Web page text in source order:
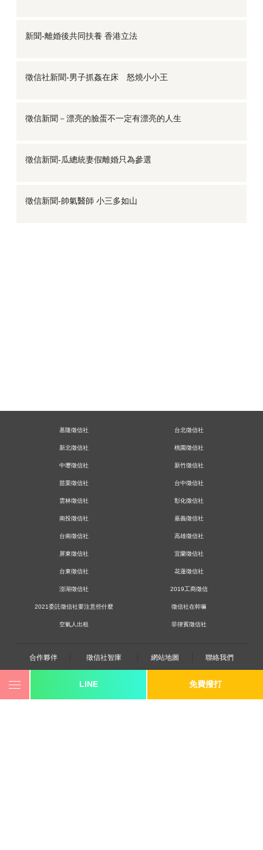
新聞-離婚後共同扶養 香港立法
徵信社新聞-男子抓姦在床 怒燒小小王
徵信新聞－漂亮的臉蛋不一定有漂亮的人生
徵信新聞-瓜總統妻假離婚只為參選
徵信新聞-帥氣醫師 小三多如山
LINE 免費撥打
基隆徵信社 台北徵信社
新北徵信社 桃園徵信社
中壢徵信社 新竹徵信社
苗栗徵信社 台中徵信社
雲林徵信社 彰化徵信社
南投徵信社 嘉義徵信社
台南徵信社 高雄徵信社
屏東徵信社 宜蘭徵信社
台東徵信社 花蓮徵信社
澎湖徵信社 2019工商徵信
2021委託徵信社要注意些什麼 徵信社在幹嘛
空氣人出租 菲律賓徵信社
合作夥伴 徵信社智庫 網站地圖 聯絡我們
0800-250-555 revote990109@gmail.com
youtube twitter facebook line